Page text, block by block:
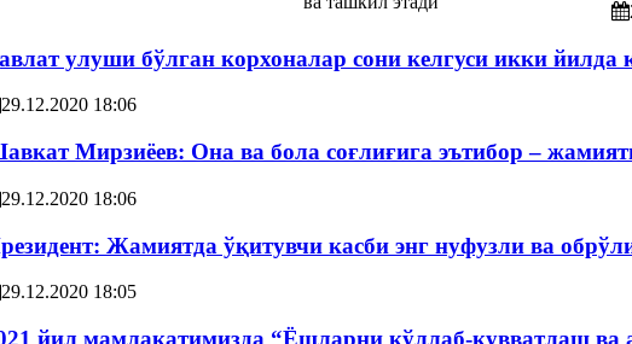
улуши бўлган корхоналар сони келгуси икки
29.12.2020 18:06
Мирзиёев: Она ва бола соғлиғига эътибор –
29.12.2020 18:06
Жамиятда ўқитувчи касби энг нуфузли ва
29.12.2020 18:05
йил мамлакатимизда “Ёшларни қўллаб-қувватлаш ва